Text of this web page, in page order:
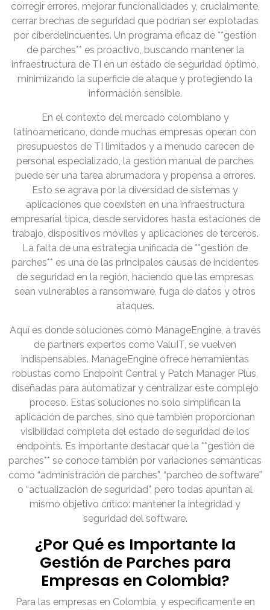
corregir errores, mejorar funcionalidades y, crucialmente,
cerrar brechas de seguridad que podrían ser explotadas
por ciberdelincuentes. Un programa eficaz de **gestión
de parches** es proactivo, buscando mantener la
infraestructura de TI en un estado de seguridad óptimo,
minimizando la superficie de ataque y protegiendo la
información sensible.
En el contexto del mercado colombiano y
latinoamericano, donde muchas empresas operan con
presupuestos de TI limitados y a menudo carecen de
personal especializado, la gestión manual de parches
puede ser una tarea abrumadora y propensa a errores.
Esto se agrava por la diversidad de sistemas y
aplicaciones que coexisten en una infraestructura
empresarial típica, desde servidores hasta estaciones de
trabajo, dispositivos móviles y aplicaciones de terceros.
La falta de una estrategia unificada de **gestión de
parches** es una de las principales causas de incidentes
de seguridad en la región, haciendo que las empresas
sean vulnerables a ransomware, fuga de datos y otros
ataques.
Aquí es donde soluciones como ManageEngine, a través
de partners expertos como ValuIT, se vuelven
indispensables. ManageEngine ofrece herramientas
robustas como Endpoint Central y Patch Manager Plus,
diseñadas para automatizar y centralizar este complejo
proceso. Estas soluciones no solo simplifican la
aplicación de parches, sino que también proporcionan
visibilidad completa del estado de seguridad de los
endpoints. Es importante destacar que la **gestión de
parches** se conoce también por variaciones semánticas
como “administración de parches”, “parcheo de software”
o “actualización de seguridad”, pero todas apuntan al
mismo objetivo crítico: mantener la integridad y
seguridad del software.
¿Por Qué es Importante la
Gestión de Parches para
Empresas en Colombia?
Para las empresas en Colombia, y específicamente en